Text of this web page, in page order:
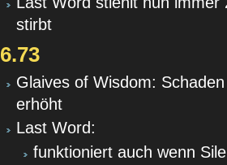
stirbt
6.73
Glaives of Wisdom:
erhöht
Last Word:
funktioniert auch wenn